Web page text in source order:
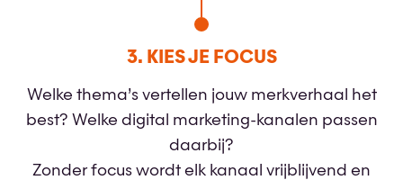
3. KIES JE FOCUS
Welke thema’s vertellen jouw merkverhaal het
best? Welke digital marketing-kanalen passen
daarbij?
Zonder focus wordt elk kanaal vrijblijvend en